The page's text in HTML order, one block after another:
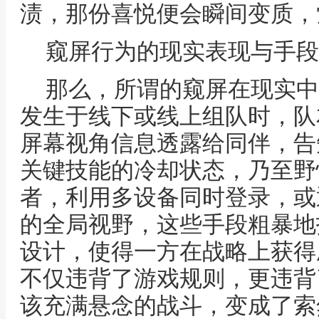
渍，那份喜悦便会瞬间变质
窥屏行为的现实表现与手段
那么，所谓的窥屏在现实
发生于线下或线上组队时，
屏幕视角信息透露给同伴，
关键技能的冷却状态，乃至
者，利用多设备同时登录，
的全局视野，这些手段粗暴
设计，使得一方在战略上获
不仅违背了游戏规则，更违
该充满悬念的战斗，变成了